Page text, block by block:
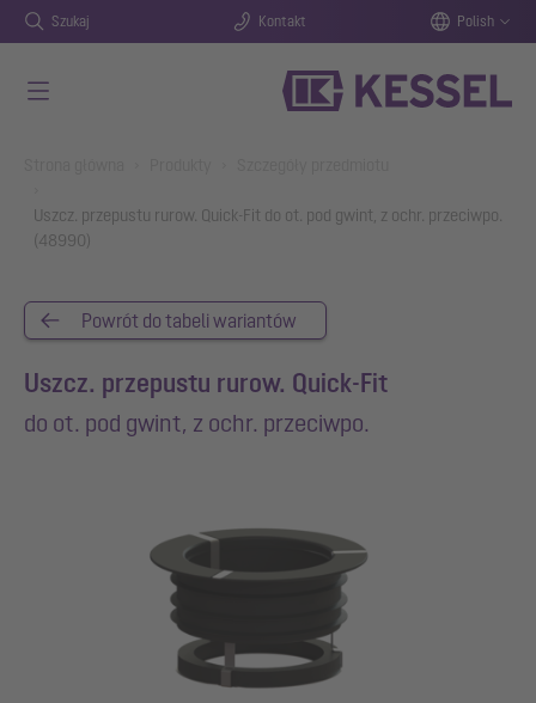
Szukaj Kontakt Polish
Uszcz. przepustu rurow. Quick-Fit do ot. pod gwint, z ochr. przeciwpo.
(48990)
Powrót do tabeli wariantów
Uszcz. przepustu rurow. Quick-Fit
do ot. pod gwint, z ochr. przeciwpo.